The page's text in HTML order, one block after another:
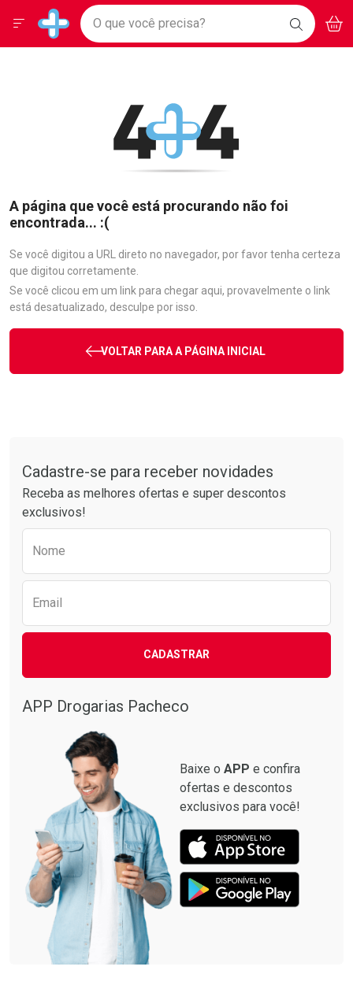
Drogarias Pacheco
Baixe nosso APP e aproveite Ofertas Exclusivas!
BAIXE
O APP
Ir direto para a home
pela página
Ir direto para o conteúdo
Ir direto para a busca
Ir direto para a notificações
Ir direto para o carrinho
Faça a sua busca
O que você precisa? BUSCAR
Menu
A página que você está procurando não foi
encontrada... :(
Se você digitou a URL direto no navegador, por favor tenha certeza
que digitou corretamente.
Se você clicou em um link para chegar aqui, provavelmente o link
está desatualizado, desculpe por isso.
VOLTAR PARA A PÁGINA INICIAL
Cadastre-se para receber novidades
Receba as melhores ofertas e super descontos
exclusivos!
Nome
Email
CADASTRAR
APP Drogarias Pacheco
Baixe o APP e confira
ofertas e descontos
exclusivos para você!